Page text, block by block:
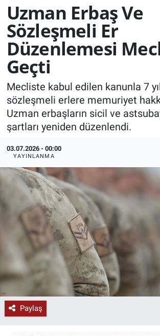
Uzman Erbaş Ve
Sözleşmeli Er
Düzenlemesi
Geçti
Mecliste kabul edilen kanunla 7
sözleşmeli erlere memuriyet
Uzman erbaşların sicil ve
şartları yeniden düzenlendi.
03.07.2026 - 00:00
YAYINLANMA
Paylaş
Bilim, teknoloji
GENEL
KÜLTÜR-SANAT
Yerel Haber
Politika
SPOR
YAŞAM
RESMİ İLAN